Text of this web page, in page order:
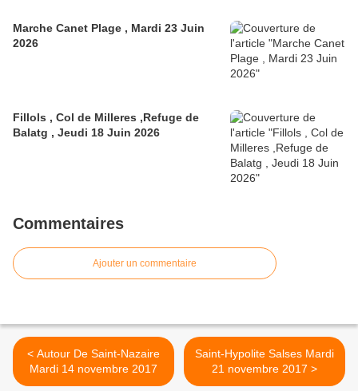
Marche Canet Plage , Mardi 23 Juin
2026
Fillols , Col de Milleres ,Refuge de
Balatg , Jeudi 18 Juin 2026
Commentaires
Ajouter un commentaire
< Autour De Saint-Nazaire
Mardi 14 novembre 2017
Saint-Hypolite Salses Mardi
21 novembre 2017 >